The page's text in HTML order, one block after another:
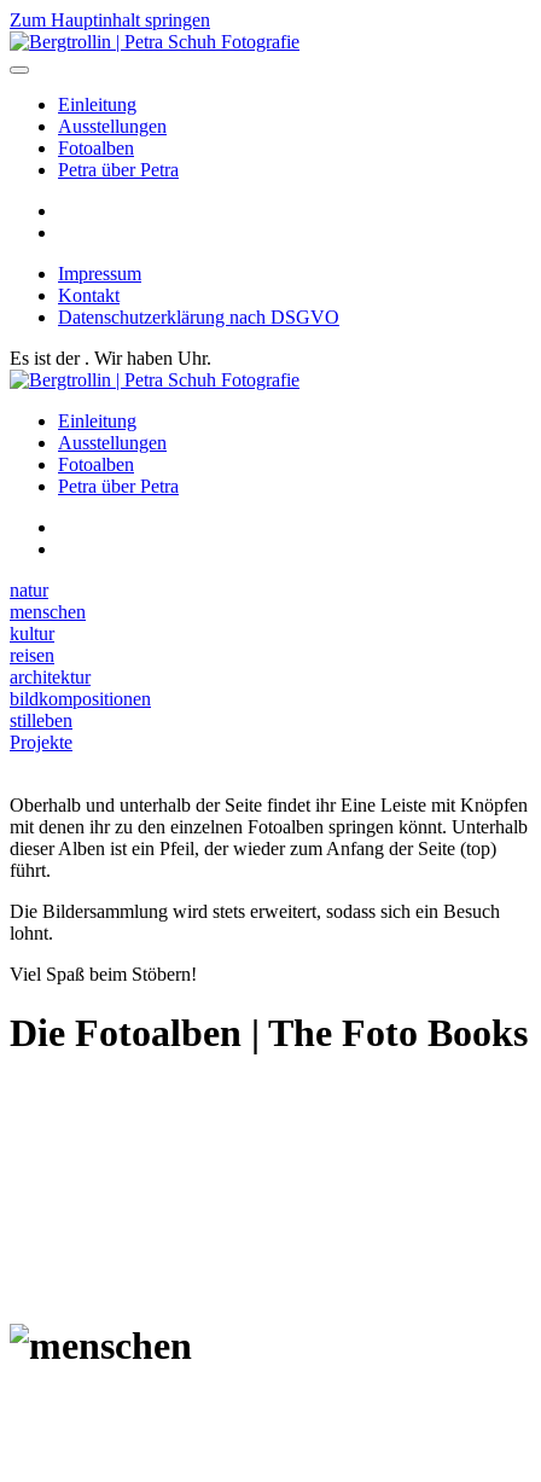
Zum Hauptinhalt springen
Einleitung
Ausstellungen
Fotoalben
Petra über Petra
Impressum
Kontakt
Datenschutzerklärung nach DSGVO
Es ist der . Wir haben Uhr.
Einleitung
Ausstellungen
Fotoalben
Petra über Petra
natur
menschen
kultur
reisen
architektur
bildkompositionen
stilleben
Projekte
Oberhalb und unterhalb der Seite findet ihr Eine Leiste mit Knöpfen
mit denen ihr zu den einzelnen Fotoalben springen könnt. Unterhalb
dieser Alben ist ein Pfeil, der wieder zum Anfang der Seite (top)
führt.
Die Bildersammlung wird stets erweitert, sodass sich ein Besuch
lohnt.
Viel Spaß beim Stöbern!
Die Fotoalben | The Foto Books